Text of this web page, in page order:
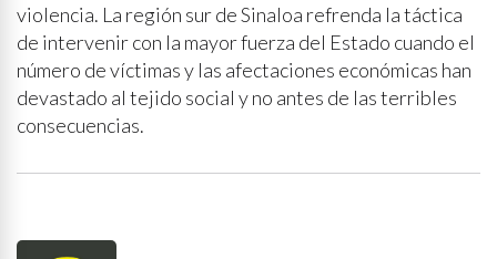
violencia. La región sur de Sinaloa refrenda la táctica
de intervenir con la mayor fuerza del Estado cuando el
número de víctimas y las afectaciones económicas han
devastado al tejido social y no antes de las terribles
consecuencias.